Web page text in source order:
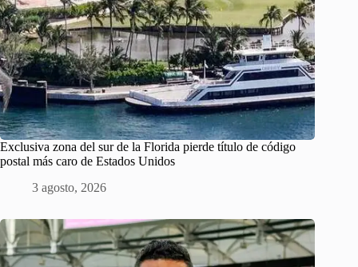
Exclusiva zona del sur de la Florida pierde título de código
postal más caro de Estados Unidos
3 agosto, 2026